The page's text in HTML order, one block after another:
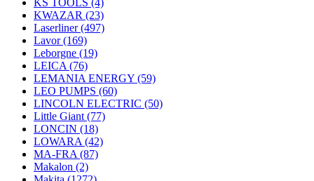
KS TOOLS (4)
KWAZAR (23)
Laserliner(497)
Lavor(169)
Leborgne (19)
LEICA (76)
LEMANIA ENERGY (59)
LEO PUMPS (60)
LINCOLN ELECTRIC (50)
Little Giant (77)
LONCIN (18)
LOWARA (42)
MA-FRA (87)
Makalon (2)